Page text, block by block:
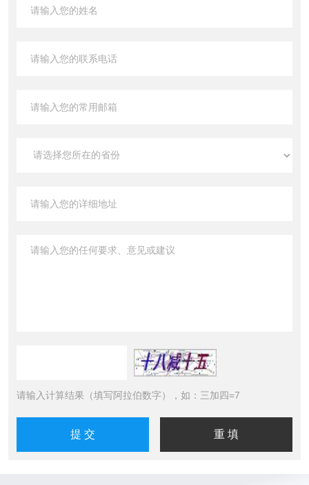
请输入计算结果（填写阿拉伯数字），如：三加四=7